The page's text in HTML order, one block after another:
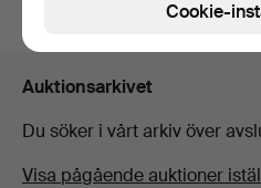
Auktionsarkivet
Du söker i vårt arkiv över
Visa pågående auktioner
Cookie-